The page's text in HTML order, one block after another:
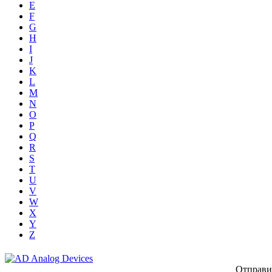
E
F
G
H
I
J
K
L
M
N
O
P
Q
R
S
T
U
V
W
X
Y
Z